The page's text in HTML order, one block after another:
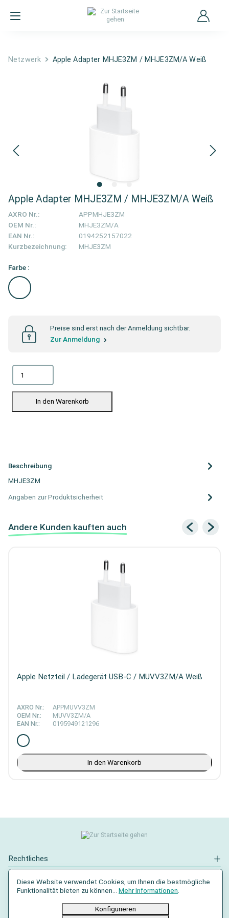
Netzwerk Apple Adapter MHJE3ZM / MHJE3ZM/A Weiß
Apple Adapter MHJE3ZM / MHJE3ZM/A Weiß
AXRO Nr.:
APPMHJE3ZM
OEM Nr.:
MHJE3ZM/A
EAN Nr.:
0194252157022
Kurzbezeichnung:
MHJE3ZM
Farbe :
Preise sind erst nach der Anmeldung sichtbar.
Zur Anmeldung
In den Warenkorb
Beschreibung
MHJE3ZM
Angaben zur Produktsicherheit
Andere Kunden kauften auch
Apple Netzteil / Ladegerät USB-C / MUVV3ZM/A Weiß
AXRO Nr.:
APPMUVV3ZM
OEM Nr.:
MUVV3ZM/A
EAN Nr.:
0195949121296
In den Warenkorb
Rechtliches
Kontakt
Diese Website verwendet Cookies, um Ihnen die bestmögliche
Funktionalität bieten zu können... Mehr Informationen
Konfigurieren